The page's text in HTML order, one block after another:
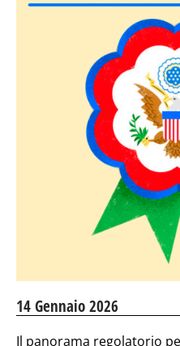
14 Gennaio 2026
Il panorama regolatorio